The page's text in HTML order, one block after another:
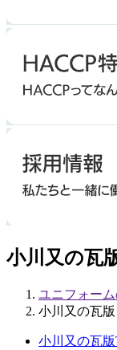
小川又の瓦
ユニフォー
小川又の瓦版
小川又の瓦版